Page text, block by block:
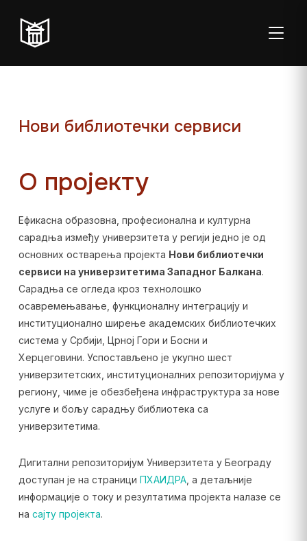
Нови библиотечки сервиси
О пројекту
Ефикасна образовна, професионална и културна
сарадња између универзитета у регији једно је од
основних остварења пројекта Нови библиотечки
сервиси на универзитетима Западног Балкана.
Сарадња се огледа кроз технолошко
осавремењавање, функционалну интеграцију и
институционално ширење академских библиотечких
система у Србији, Црној Гори и Босни и
Херцеговини. Успостављено је укупно шест
универзитетских, институционалних репозиторијума у
региону, чиме је обезбеђена инфраструктура за нове
услуге и бољу сарадњу библиотека са
универзитетима.
Дигитални репозиторијум Универзитета у Београду
доступан је на страници ПХАИДРА, а детаљније
информације о току и резултатима пројекта налазе се
на сајту пројекта.
08:00–20:00 читаоница: 08:00–
23:00
Радно време од 06. јула до 29. августа